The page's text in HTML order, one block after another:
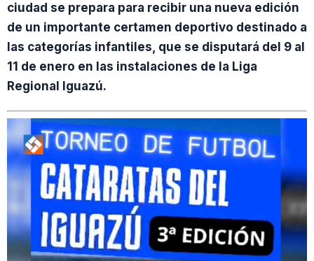
ciudad se prepara para recibir una nueva edición
de un importante certamen deportivo destinado a
las categorías infantiles, que se disputará del 9 al
11 de enero en las instalaciones de la Liga
Regional Iguazú.